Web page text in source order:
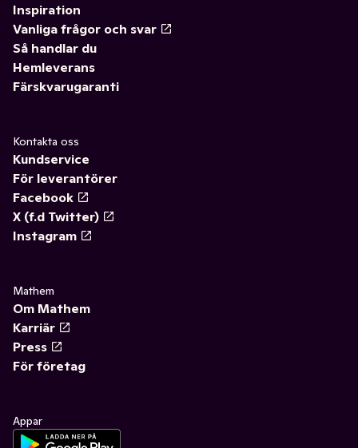
Inspiration
Vanliga frågor och svar
Så handlar du
Hemleverans
Färskvarugaranti
Kontakta oss
Kundservice
För leverantörer
Facebook
X (f.d Twitter)
Instagram
Mathem
Om Mathem
Karriär
Press
För företag
Appar